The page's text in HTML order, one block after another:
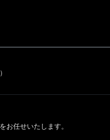
お任せいたします。